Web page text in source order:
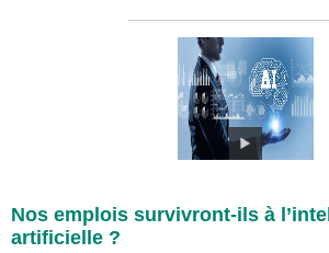
Nos emplois survivront-ils à
artificielle ?